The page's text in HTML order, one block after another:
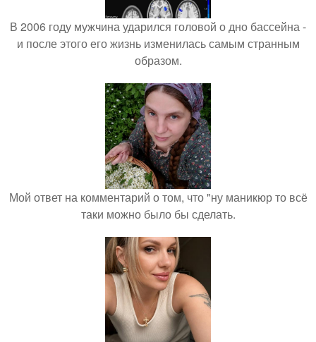
В 2006 году мужчина ударился головой о дно бассейна -
и после этого его жизнь изменилась самым странным
образом.
Мой ответ на комментарий о том, что "ну маникюр то всё
таки можно было бы сделать.